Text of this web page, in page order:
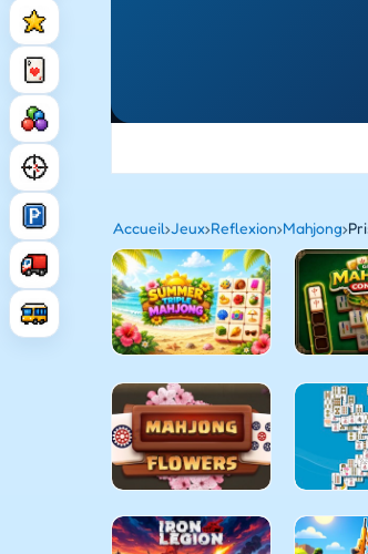
Accueil›Jeux›Reflexion›Mahjong›